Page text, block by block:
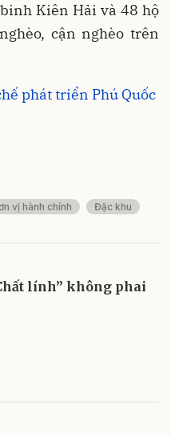
Kiên Hải và 48 hộ
cận nghèo trên
phát triển Phú Quốc
vị hành chính Đặc khu
lính” không phai